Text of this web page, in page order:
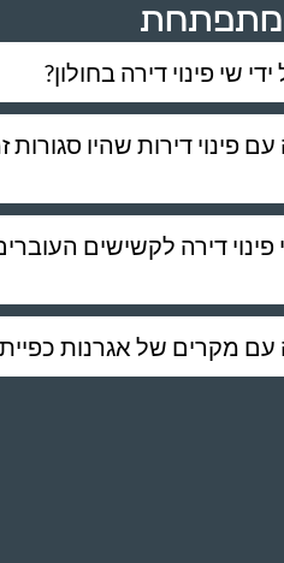
שי פינוי דירה בחולון?
פינוי דירות שהיו סגורות
דירה לקשישים
עם מקרים של אגרנות